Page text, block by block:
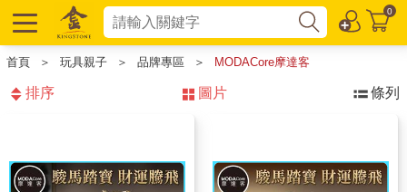
0
首頁 ＞ 玩具親子 ＞ 品牌專區 ＞ MODACore摩達客
排序 圖片 條列